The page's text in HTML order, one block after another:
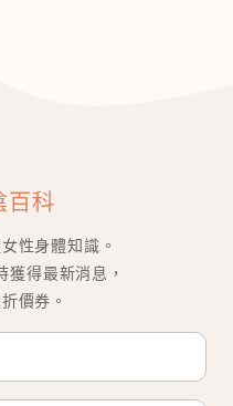
百科
性身體知識。
獲得最新消息，
價券。